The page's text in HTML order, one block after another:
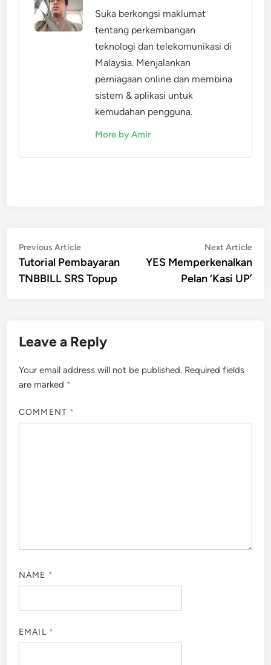
Suka berkongsi maklumat
tentang perkembangan
teknologi dan telekomunikasi di
Malaysia. Menjalankan
perniagaan online dan membina
sistem & aplikasi untuk
kemudahan pengguna.
More by Amir
Post
navigation
Previous ArticlePrevious
article:
Tutorial Pembayaran
TNBBILL SRS Topup
Next Article
YES Memperkenalkan
Pelan ‘Kasi UP’
Leave a Reply
Your email address will not be published. Required fields
are marked *
COMMENT *
NAME *
EMAIL *